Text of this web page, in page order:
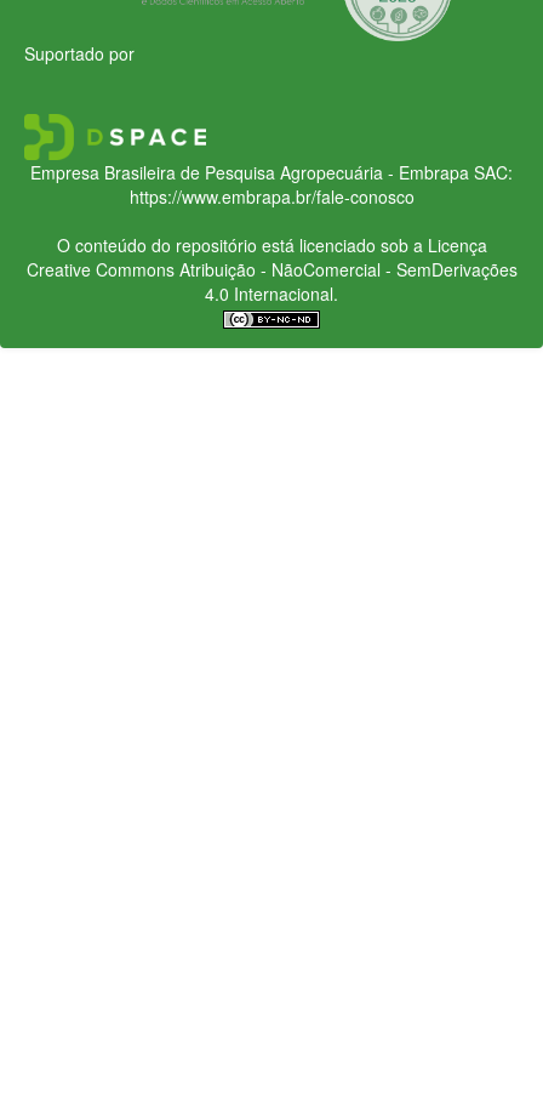
Suportado por
Empresa Brasileira de Pesquisa Agropecuária - Embrapa SAC:
https://www.embrapa.br/fale-conosco
O conteúdo do repositório está licenciado sob a Licença
Creative CommonsAtribuição - NãoComercial - SemDerivações
4.0 Internacional.